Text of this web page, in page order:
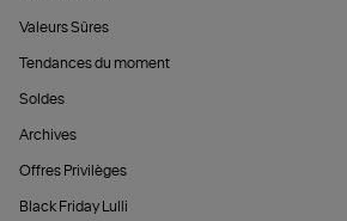
Valeurs Sûres
Tendances du moment
Soldes
Archives
Offres Privilèges
Black Friday Lulli